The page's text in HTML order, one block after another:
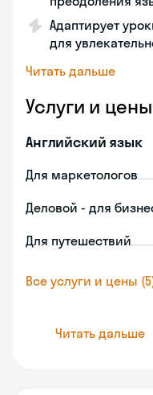
Адаптирует
для
Читать дальше
Услуги и цены
Английский язык
Для маркетологов
Деловой - для
Для путешествий
Все услуги и цены
Читать дальше